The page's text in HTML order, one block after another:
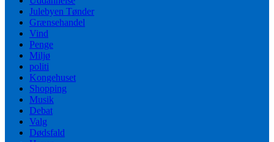
Julebyen Tønder
Grænsehandel
Vind
Penge
Miljø
politi
Kongehuset
Shopping
Musik
Debat
Valg
Dødsfald